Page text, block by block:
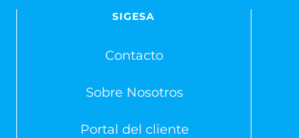
SIGESA
Contacto
Sobre Nosotros
Portal del cliente